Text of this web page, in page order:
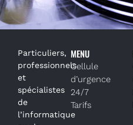
Particuliers,
professionnels
et
spécialistes
de
l’informatique
MENU
Cellule
d’urgence
24/7
Tarifs